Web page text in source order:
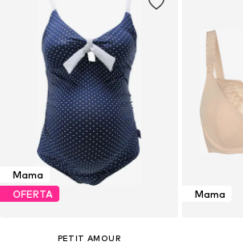
Mama
OFERTA
PETIT AMOUR
Mama